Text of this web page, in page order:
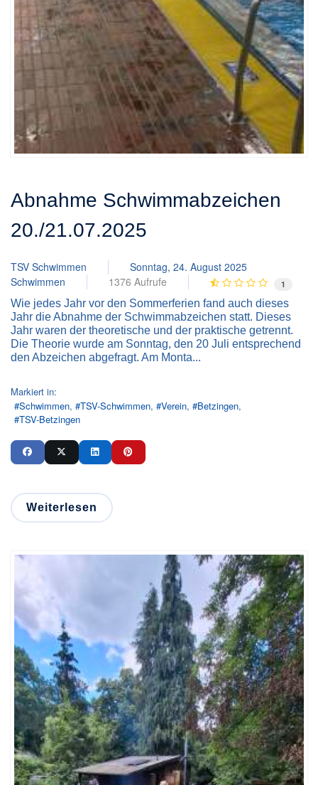
Abnahme Schwimmabzeichen
20./21.07.2025
TSV Schwimmen
Sonntag, 24. August 2025
Schwimmen
1376 Aufrufe 1
Wie jedes Jahr vor den Sommerferien fand auch dieses
Jahr die Abnahme der Schwimmabzeichen statt. Dieses
Jahr waren der theoretische und der praktische getrennt.
Die Theorie wurde am Sonntag, den 20 Juli entsprechend
den Abzeichen abgefragt. Am Monta...
Markiert in:
Schwimmen
TSV-Schwimmen Verein
Betzingen
TSV-Betzingen
Weiterlesen